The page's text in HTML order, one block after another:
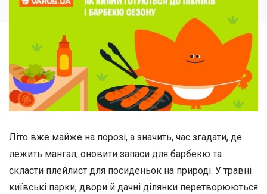
Літо вже майже на порозі, а значить, час згадати, де
лежить мангал, оновити запаси для барбекю та
скласти плейлист для посиденьок на природі. У травні
київські парки, двори й дачні ділянки перетворюються